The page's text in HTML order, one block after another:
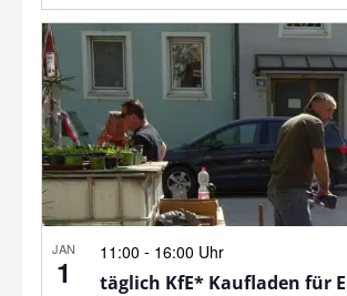
JAN
1
11:00 - 16:00 Uhr
täglich KfE* Kaufladen für